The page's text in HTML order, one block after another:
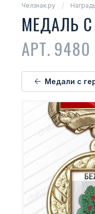
Челзнак.ру
МЕДАЛЬ
АРТ. 9480
Медали с